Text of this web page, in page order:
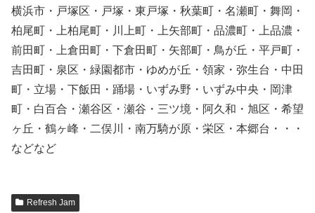
横浜市・戸塚区・戸塚・東戸塚・秋葉町・名瀬町・舞岡・
柏尾町・上柏尾町・川上町・上矢部町・品濃町・上品濃・
前田町・上倉田町・下倉田町・矢部町・鳥が丘・平戸町・
吉田町・泉区・緑園都市・ゆめが丘・領家・弥生台・中田
町・立場・下飯田・踊場・いずみ野・いずみ中央・岡津
町・白百合・瀬谷区・瀬谷・三ツ境・阿久和・旭区・希望
ヶ丘・鶴ヶ峰・二俣川・南万騎が原・栄区・本郷台・・・
などなど
Refresh Jam